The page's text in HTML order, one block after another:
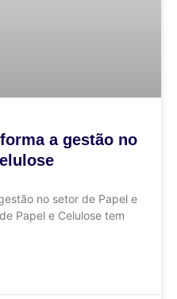
a gestão no
no setor de Papel e
Papel e Celulose tem